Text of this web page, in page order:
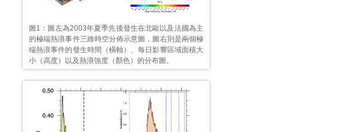
圖1：圖左為2003年夏季先後發生在北歐以及法國為主
的極端熱浪事件三維時空分佈示意圖，圖右則是兩個極
端熱浪事件的發生時間（橫軸）、每日影響區域面積大
小（高度）以及熱浪強度（顏色）的分布圖。